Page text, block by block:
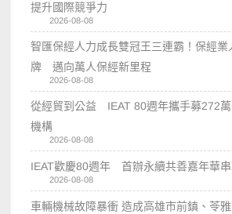
提升國際競爭力
2026-08-08
智匯保經人力成長雙冠王三連霸！保經業
牌 邁向萬人保經新里程
2026-08-08
從經貿到公益 IEAT 80週年攜手募272
機構
2026-08-08
IEAT歡慶80週年 首辦永續共善嘉年華
2026-08-08
車輛機械故障暴衝 造成高雄市前鎮、苓